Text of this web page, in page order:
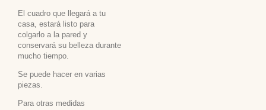
El cuadro que llegará a tu
casa, estará listo para
colgarlo a la pared y
conservará su belleza durante
mucho tiempo.
Se puede hacer en varias
piezas.
Para otras medidas